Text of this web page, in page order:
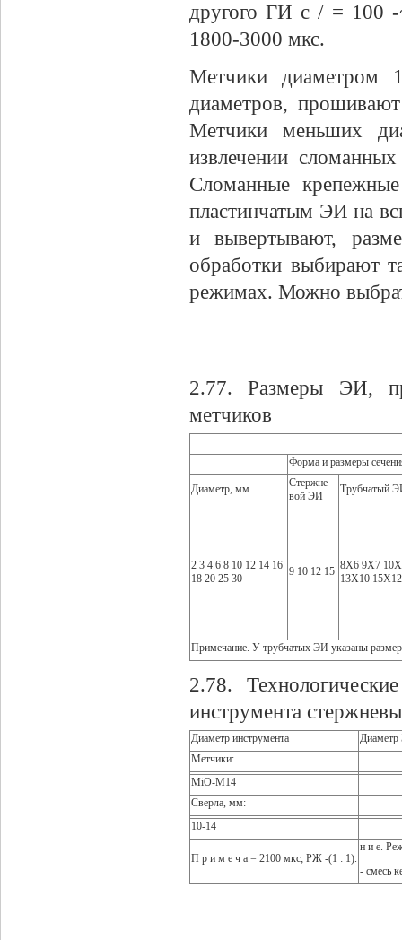
другого ГИ с / = 100
1800-3000 мкс.
Метчики диаметром
диаметров,
Метчики меньших
извлечении
Сломанные
пластинчатым ЭИ на
и вывертывают,
обработки выбирают
режимах. Можно
2.77. Размеры ЭИ,
метчиков
Форма и размеры
Диаметр, мм
Стержне
вой ЭИ
Трубчатый
2 3 4 6 8 10 12 14 16
18 20 25 30
9 10 12 15 8X6 9X7
13X10
Примечание. У трубчатых ЭИ указаны
2.78.
инструмента
Диаметр инструмента
Метчики:
MiO-М14
Сверла, мм:
10-14
П р и м е ч а = 2100 мкс; РЖ -(1 : 1).
н и е.
- смесь